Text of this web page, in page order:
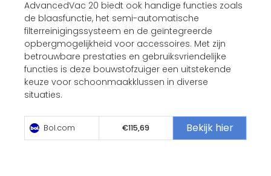
AdvancedVac 20 biedt ook handige functies zoals
de blaasfunctie, het semi-automatische
filterreinigingssysteem en de geïntegreerde
opbergmogelijkheid voor accessoires. Met zijn
betrouwbare prestaties en gebruiksvriendelijke
functies is deze bouwstofzuiger een uitstekende
keuze voor schoonmaakklussen in diverse
situaties.
Bol.com €115,69 Bekijk hier